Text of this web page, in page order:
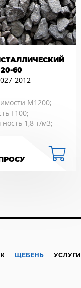
60
2012
М1200;
F100;
1,8 т/м3;
УСЛУГИ
ЩЕБЕНЬ